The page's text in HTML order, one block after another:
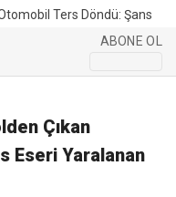
ABONE OL
Çıkan
Eseri Yaralanan